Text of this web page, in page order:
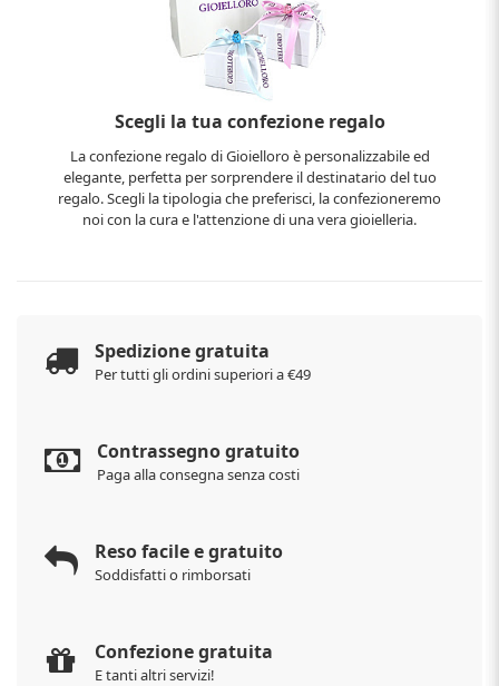
Scegli la tua confezione regalo
La confezione regalo di Gioielloro è personalizzabile ed
elegante, perfetta per sorprendere il destinatario del tuo
regalo. Scegli la tipologia che preferisci, la confezioneremo
noi con la cura e l'attenzione di una vera gioielleria.
Spedizione gratuita
Per tutti gli ordini superiori a €49
Contrassegno gratuito
Paga alla consegna senza costi
Reso facile e gratuito
Soddisfatti o rimborsati
Confezione gratuita
E tanti altri servizi!